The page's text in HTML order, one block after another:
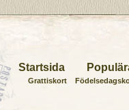
Startsida
Grattiskort